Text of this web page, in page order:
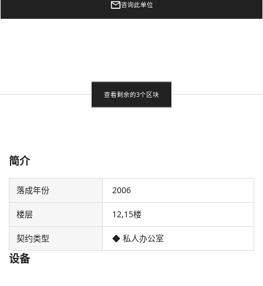
咨询此单位
查看剩余的3个区块
简介
落成年份 2006
楼层 12,15楼
契约类型 ◆ 私人办公室
设备